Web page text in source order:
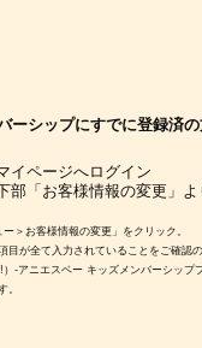
ーシップにすでに登録済の
イページへログイン
部「お客様情報の変更」
＞お客様情報の変更」をクリック。
目が全て入力されていることをご確認の
-アニエスベー キッズメンバーシップ